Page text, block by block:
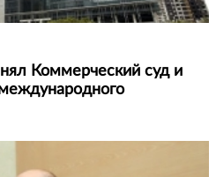
Коммерческий суд и